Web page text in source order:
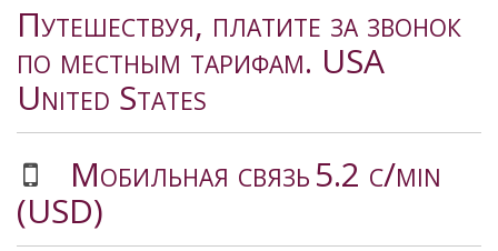
Путешествуя, платите за звонок
по местным тарифам. USA
United States
Мобильная связь5.2 c/min
(USD)